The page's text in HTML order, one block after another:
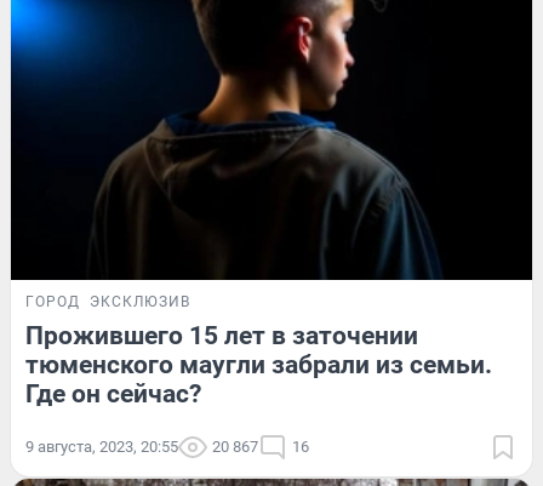
ГОРОД ЭКСКЛЮЗИВ
Прожившего 15 лет в заточении
тюменского маугли забрали из семьи.
Где он сейчас?
9 августа, 2023, 20:55 20 867 16